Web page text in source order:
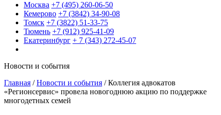
Москва +7 (495) 260-06-50
Кемерово +7 (3842) 34-90-08
Томск +7 (3822) 51-33-75
Тюмень +7 (912) 925-41-09
Екатеринбург + 7 (343) 272-45-07
Новости и события
Главная /Новости и события /Коллегия адвокатов
«Регионсервис» провела новогоднюю акцию по поддержке
многодетных семей